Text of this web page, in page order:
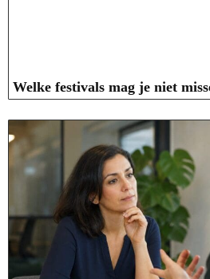
Welke festivals mag je niet